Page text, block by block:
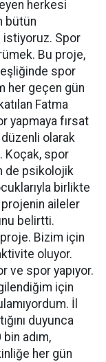
herkesi
bütün
istiyoruz. Spor
Bu proje,
eşliğinde spor
her geçen gün
Fatma
yapmaya fırsat
düzenli olarak
Koçak, spor
de psikolojik
birlikte
projenin aileler
belirtti.
Bizim için
oluyor.
ve spor yapıyor.
için
İl
duyunca
adım,
her gün